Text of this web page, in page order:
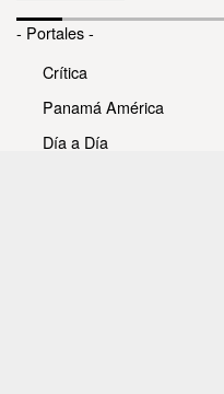
- Portales -
Crítica
Panamá América
Día a Día